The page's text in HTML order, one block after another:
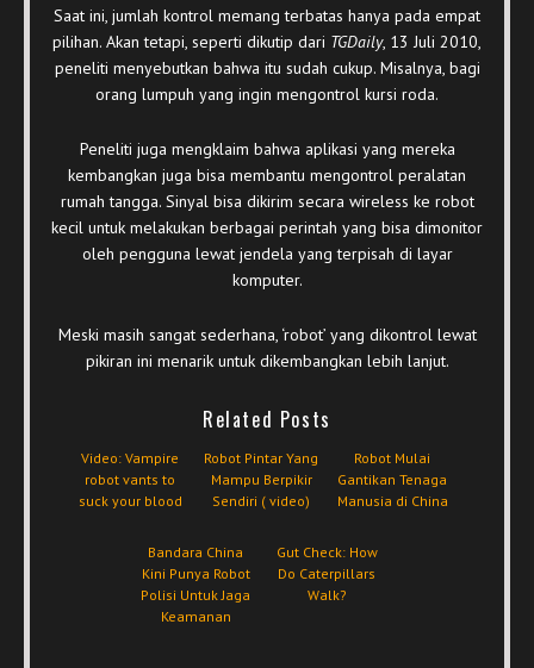
Saat ini, jumlah kontrol memang terbatas hanya pada empat
pilihan. Akan tetapi, seperti dikutip dari TGDaily, 13 Juli 2010,
peneliti menyebutkan bahwa itu sudah cukup. Misalnya, bagi
orang lumpuh yang ingin mengontrol kursi roda.
Peneliti juga mengklaim bahwa aplikasi yang mereka
kembangkan juga bisa membantu mengontrol peralatan
rumah tangga. Sinyal bisa dikirim secara wireless ke robot
kecil untuk melakukan berbagai perintah yang bisa dimonitor
oleh pengguna lewat jendela yang terpisah di layar
komputer.
Meski masih sangat sederhana, ‘robot’ yang dikontrol lewat
pikiran ini menarik untuk dikembangkan lebih lanjut.
Related Posts
Video: Vampire
robot vants to
suck your blood
Robot Pintar Yang
Mampu Berpikir
Sendiri ( video)
Robot Mulai
Gantikan Tenaga
Manusia di China
Bandara China
Kini Punya Robot
Polisi Untuk Jaga
Keamanan
Gut Check: How
Do Caterpillars
Walk?